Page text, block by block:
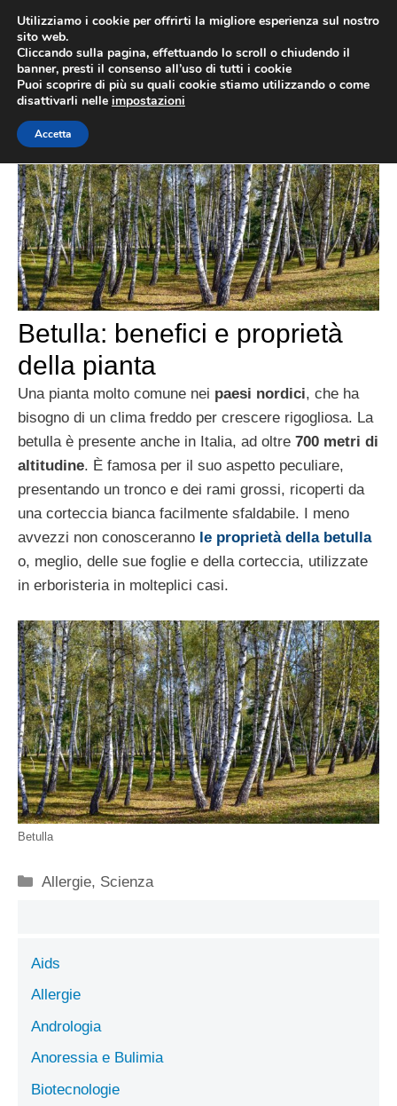
contenuto
MENU
scienza
Betulla: benefici e proprietà
della pianta
Una pianta molto comune nei paesi nordici, che ha
bisogno di un clima freddo per crescere rigogliosa. La
betulla è presente anche in Italia, ad oltre 700 metri di
altitudine. È famosa per il suo aspetto peculiare,
presentando un tronco e dei rami grossi, ricoperti da
una corteccia bianca facilmente sfaldabile. I meno
avvezzi non conosceranno le proprietà della betulla
o, meglio, delle sue foglie e della corteccia, utilizzate
in erboristeria in molteplici casi.
Betulla
Categorie
Allergie, Scienza
Aids
Allergie
Andrologia
Anoressia e Bulimia
Biotecnologie
Utilizziamo i cookie per offrirti la migliore esperienza sul nostro
sito web.
Cliccando sulla pagina, effettuando lo scroll o chiudendo il
banner, presti il consenso all’uso di tutti i cookie
Puoi scoprire di più su quali cookie stiamo utilizzando o come
disattivarli nelle impostazioni
Accetta